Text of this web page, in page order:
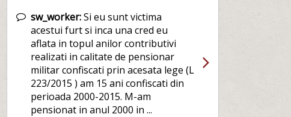
sw_worker:Si eu sunt victima
acestui furt si inca una cred eu
aflata in topul anilor contributivi
realizati in calitate de pensionar
militar confiscati prin acesata lege (L
223/2015 ) am 15 ani confiscati din
perioada 2000-2015. M-am
pensionat in anul 2000 in ...